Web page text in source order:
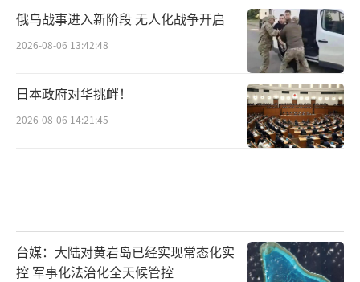
俄乌战事进入新阶段 无人化战争开启
2026-08-06 13:42:48
日本政府对华挑衅！
2026-08-06 14:21:45
台媒：大陆对黄岩岛已经实现常态化实
控 军事化法治化全天候管控